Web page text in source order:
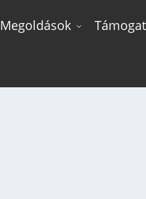
Megoldások